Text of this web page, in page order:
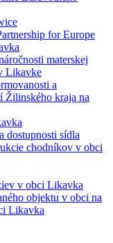
for Europe
materskej
Likavke
a
Žilinského kraja na
dostupnosti sídla
chodníkov v obci
v obci Likavka
objektu v obci na
Likavka